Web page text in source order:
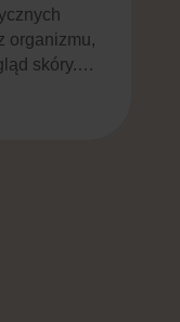
organizmu,
skóry.…